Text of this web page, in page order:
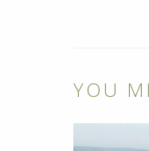
YOU